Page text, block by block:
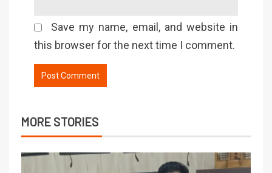
Save my name, email, and website in
this browser for the next time I comment.
MORE STORIES